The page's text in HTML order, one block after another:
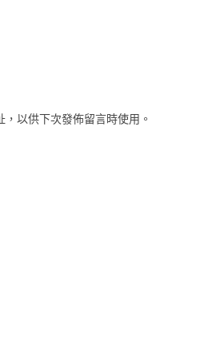
以供下次發佈留言時使用。